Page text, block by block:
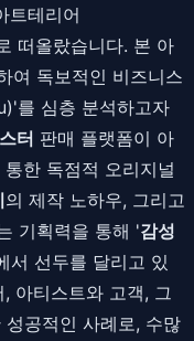
트테리어
떠올랐습니다. 본 아
여 독보적인 비즈니스
를 심층 분석하고자
터 판매 플랫폼이 아
한 독점적 오리지널
의 제작 노하우, 그리고
기획력을 통해 '감성
서 선두를 달리고 있
아티스트와 고객, 그
공적인 사례로, 수많